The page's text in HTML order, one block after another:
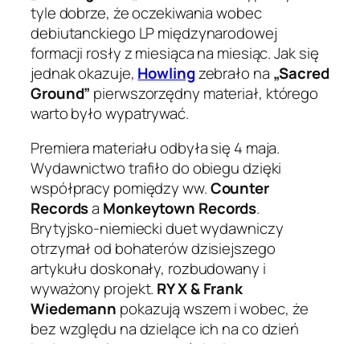
tyle dobrze, że oczekiwania wobec
debiutanckiego LP międzynarodowej
formacji rosły z miesiąca na miesiąc. Jak się
jednak okazuje, Howlingzebrało na „Sacred
Ground” pierwszorzędny materiał, którego
warto było wypatrywać.
Premiera materiału odbyła się 4 maja.
Wydawnictwo trafiło do obiegu dzięki
współpracy pomiędzy ww.Counter
Recordsa Monkeytown Records.
Brytyjsko-niemiecki duet wydawniczy
otrzymał od bohaterów dzisiejszego
artykułu doskonały, rozbudowany i
wyważony projekt. RY X & Frank
Wiedemann pokazują wszem i wobec, że
bez względu na dzielące ich na co dzień